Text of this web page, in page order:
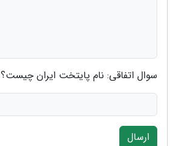
سوال اتفاقی: نام پایتخت ایران چیست؟
ارسال